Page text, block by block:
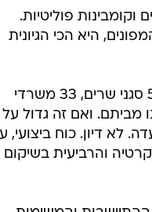
וקומבינות פוליטיות.
היא הכי הגיונית
ומדהים שעד רגע זה, בממשלה מנופחת עם 38 שרים, רובם מיותרים, 5 סגני שרים, 33 משרדי
מביתם. ואם זה גדול
לא דיון. כוח ביצועי,
והרביעית בשיקום